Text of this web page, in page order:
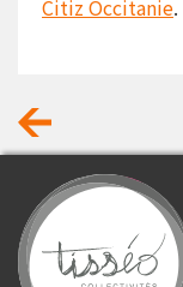
Citiz Occitanie.